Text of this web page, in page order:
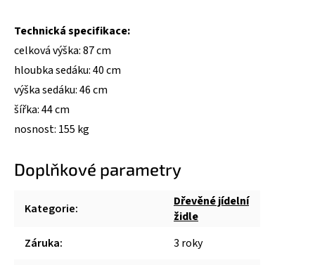
Technická specifikace:
celková výška: 87 cm
hloubka sedáku: 40 cm
výška sedáku: 46 cm
šířka: 44 cm
nosnost: 155 kg
Doplňkové parametry
Kategorie:
Dřevěné jídelní
židle
Záruka: 3 roky